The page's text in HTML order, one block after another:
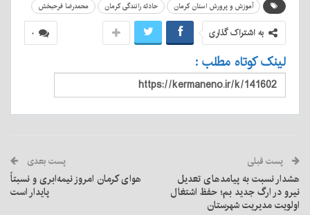
آموزش و پرورش استان کرمان حادثه رانندگی کرمان محمدرضا فرحبخش
۰ به اشتراک گذاری
لینک کوتاه مطلب :
پست قبلی
هشدار نسبت به پیامدهای تعدیل
نیرو در ارگ جدید بم؛ حفظ اشتغال
اولویت مدیریت شهرستان
پست بعدی
هوای کرمان امروز نیمه‌ابری و نسبتاً
پایدار است